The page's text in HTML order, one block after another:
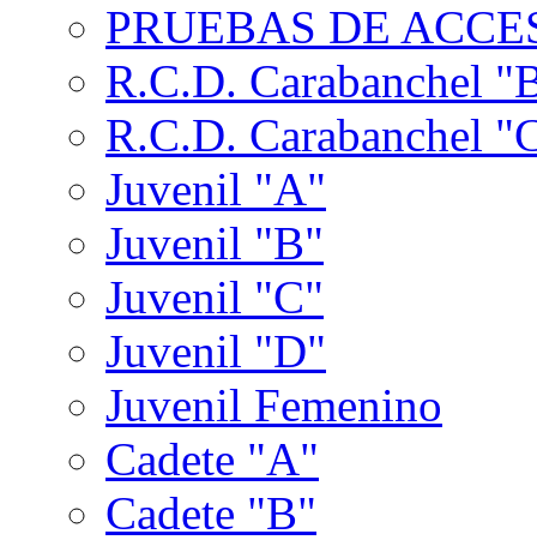
PRUEBAS DE
R.C.D. Carabanchel
R.C.D. Carabanchel
Juvenil "A"
Juvenil "B"
Juvenil "C"
Juvenil "D"
Juvenil Femenino
Cadete "A"
Cadete "B"